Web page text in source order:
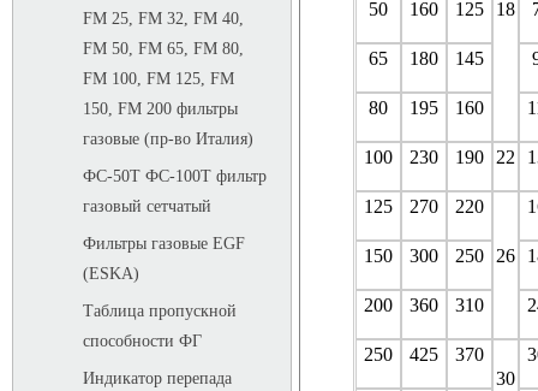
FM 25, FM 32, FM 40,
FM 50, FM 65, FM 80,
FM 100, FM 125, FM
150, FM 200 фильтры
газовые (пр-во Италия)
ФС-50Т ФС-100Т фильтр
газовый сетчатый
Фильтры газовые EGF
(ESKA)
Таблица пропускной
способности ФГ
Индикатор перепада
18
50 160 125
65 180 145
80 195 160
100 230 190 22
125 270 220
26
150 300 250
200 360 310
250 425
370
30